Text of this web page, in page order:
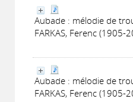
Aubade : mélodie de
FARKAS, Ferenc (1905-
Aubade : mélodie de
FARKAS, Ferenc (1905-